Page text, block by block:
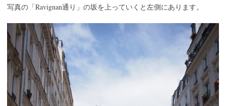
写真の「Ravignan通り」の坂を上っていくと左側にあります。